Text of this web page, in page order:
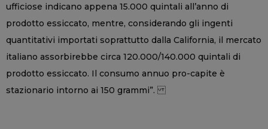
ufficiose indicano appena 15.000 quintali all’anno di
prodotto essiccato, mentre, considerando gli ingenti
quantitativi importati soprattutto dalla California, il mercato
italiano assorbirebbe circa 120.000/140.000 quintali di
prodotto essiccato. Il consumo annuo pro-capite è
stazionario intorno ai 150 grammi”.